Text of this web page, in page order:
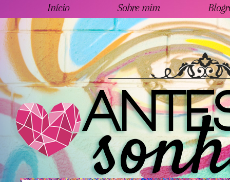
Início Sobre mim